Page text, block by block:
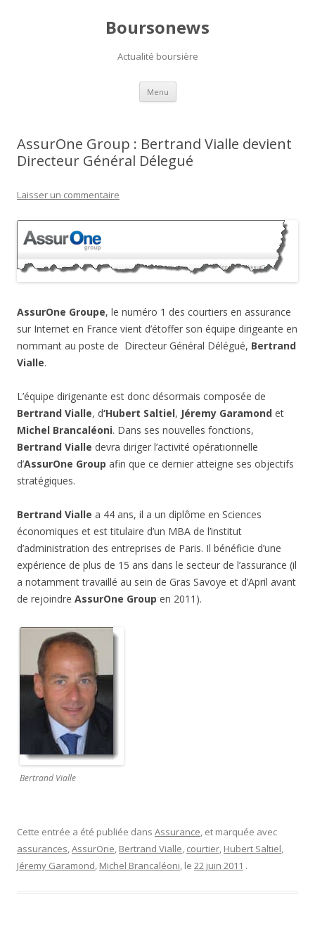
Boursonews
Actualité boursière
Menu Aller
contenu
AssurOne Group : Bertrand Vialle devient
Directeur Général Délegué
Laisser un commentaire
AssurOne Groupe, le numéro 1 des courtiers en assurance
sur Internet en France vient d’étoffer son équipe dirigeante en
nommant au poste de Directeur Général Délégué, Bertrand
Vialle.
L’équipe dirigenante est donc désormais composée de
Bertrand Vialle, d‘Hubert Saltiel, Jéremy Garamond et
Michel Brancaléoni. Dans ses nouvelles fonctions,
Bertrand Vialle devra diriger l’activité opérationnelle
d’AssurOne Group afin que ce dernier atteigne ses objectifs
stratégiques.
Bertrand Vialle a 44 ans, il a un diplôme en Sciences
économiques et est titulaire d’un MBA de l’institut
d’administration des entreprises de Paris. Il bénéficie d’une
expérience de plus de 15 ans dans le secteur de l’assurance (il
a notamment travaillé au sein de Gras Savoye et d’April avant
de rejoindre AssurOne Group en 2011).
Bertrand Vialle
Cette entrée a été publiée dans Assurance, et marquée avec
assurances,AssurOne, Bertrand Vialle, courtier, Hubert Saltiel,
Jéremy Garamond, Michel Brancaléoni, le 22 juin 2011 .